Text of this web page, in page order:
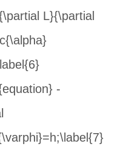
L}{\partial
-